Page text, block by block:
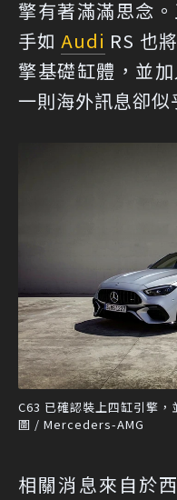
擎有著滿滿思念
手如 Audi RS 也
擎基礎缸體，並
一則海外訊息卻似
C63 已確認裝上四缸引擎，
圖 / Merceders-AMG
相關消息來自於